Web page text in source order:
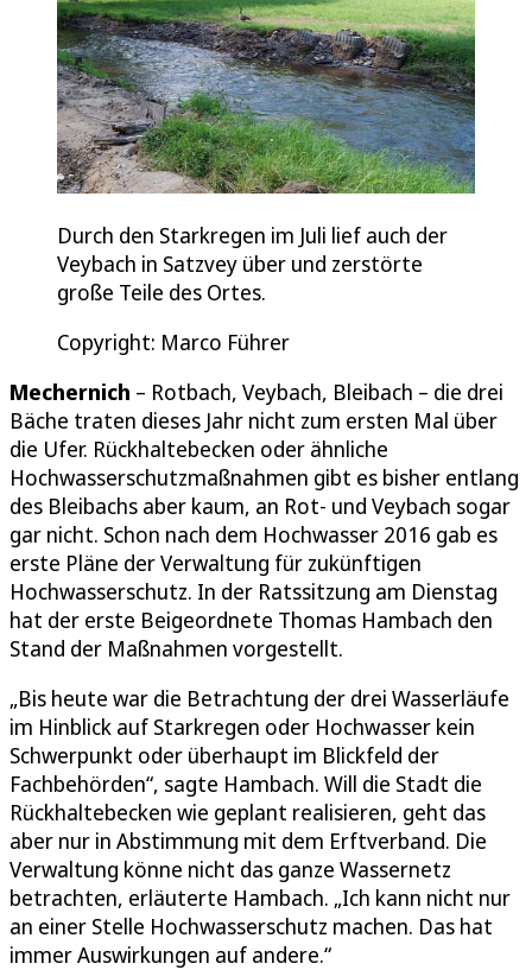
Durch den Starkregen im Juli lief auch der
Veybach in Satzvey über und zerstörte
große Teile des Ortes.
Copyright: Marco Führer
Mechernich – Rotbach, Veybach, Bleibach – die drei
Bäche traten dieses Jahr nicht zum ersten Mal über
die Ufer. Rückhaltebecken oder ähnliche
Hochwasserschutzmaßnahmen gibt es bisher entlang
des Bleibachs aber kaum, an Rot- und Veybach sogar
gar nicht. Schon nach dem Hochwasser 2016 gab es
erste Pläne der Verwaltung für zukünftigen
Hochwasserschutz. In der Ratssitzung am Dienstag
hat der erste Beigeordnete Thomas Hambach den
Stand der Maßnahmen vorgestellt.
„Bis heute war die Betrachtung der drei Wasserläufe
im Hinblick auf Starkregen oder Hochwasser kein
Schwerpunkt oder überhaupt im Blickfeld der
Fachbehörden“, sagte Hambach. Will die Stadt die
Rückhaltebecken wie geplant realisieren, geht das
aber nur in Abstimmung mit dem Erftverband. Die
Verwaltung könne nicht das ganze Wassernetz
betrachten, erläuterte Hambach. „Ich kann nicht nur
an einer Stelle Hochwasserschutz machen. Das hat
immer Auswirkungen auf andere.“